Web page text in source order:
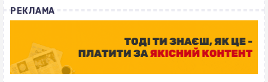
РЕКЛАМА